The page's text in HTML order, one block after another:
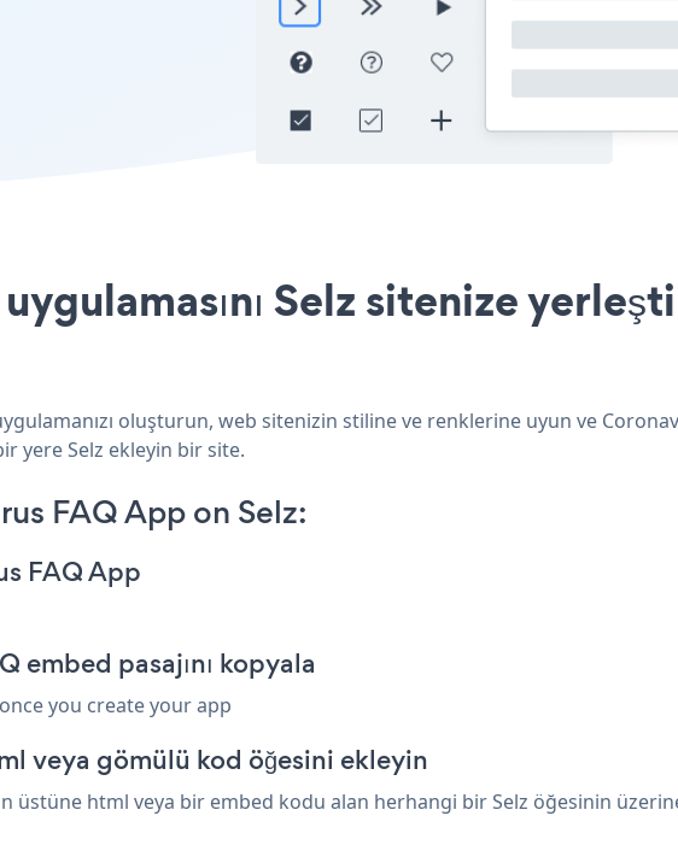
Selz sitenize
oluşturun, web sitenizin stiline ve renklerine uyun ve
yere Selz ekleyin bir site.
FAQ App on Selz:
FAQ App
embed pasajını kopyala
you create your app
veya gömülü kod öğesini ekleyin
üstüne html veya bir embed kodu alan herhangi bir Selz öğesinin üzerine